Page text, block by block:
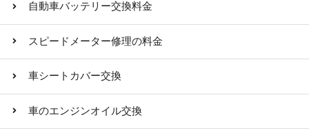
自動車バッテリー交換料金
スピードメーター修理の料金
車シートカバー交換
車のエンジンオイル交換